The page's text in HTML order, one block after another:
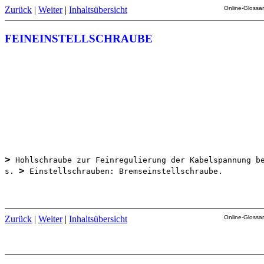
Zurück | Weiter| Inhaltsübersicht Online-
FEINEINSTELLSCHRAUBE
> Hohlschraube zur Feinregulierung der Kabelspannung
s. > Einstellschrauben: Bremseinstellschraube.
Zurück | Weiter| Inhaltsübersicht Online-